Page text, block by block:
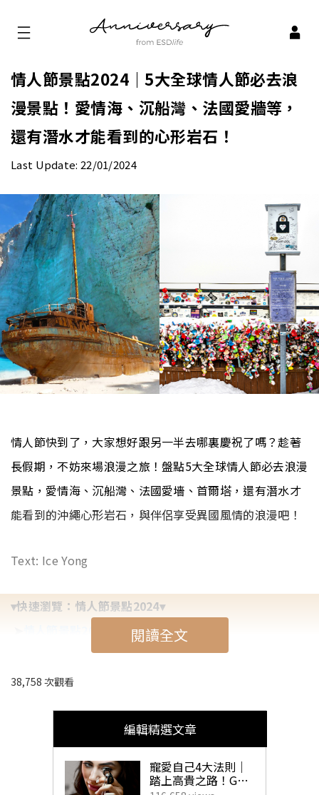
情人節景點2024｜5大全球情人節必去浪
漫景點！愛情海、沉船灣、法國愛牆等，
還有潛水才能看到的心形岩石！
Last Update: 22/01/2024
情人節快到了，大家想好跟另一半去哪裏慶祝了嗎？趁著
長假期，不妨來場浪漫之旅！盤點5大全球情人節必去浪漫
景點，愛情海、沉船灣、法國愛墻、首爾塔，還有潛水才
能看到的沖繩心形岩石，與伴侶享受異國風情的浪漫吧！
Text: Ice Yong
▾快速瀏覽：情人節景點2024▾
情人節景點2024｜日本沖繩 心形岩石
情人節景點2024｜韓國 首爾塔
➤ 情人節景點2024｜捷克布拉格 查理大橋
情人節景點2024｜法國 愛牆
閱讀全文
38,758 次觀看
編輯精選文章
寵愛自己4大法則｜
踏上高貴之路！GIA